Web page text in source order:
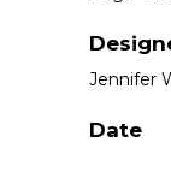
Jennifer
Date